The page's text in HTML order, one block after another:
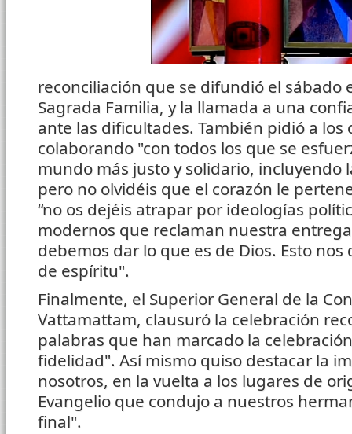
reconciliación que se difundió el sábado
Sagrada Familia, y la llamada a una
ante las dificultades. También pidió a
colaborando "con todos los que se
mundo más justo y solidario, incluyendo
pero no olvidéis que el corazón le
“no os dejéis atrapar por ideologías
modernos que reclaman nuestra
debemos dar lo que es de Dios. Esto
de espíritu".
Finalmente, el Superior General de la
Vattamattam, clausuró la celebración
palabras que han marcado la
fidelidad". Así mismo quiso destacar la
nosotros, en la vuelta a los lugares de
Evangelio que condujo a nuestros
final".